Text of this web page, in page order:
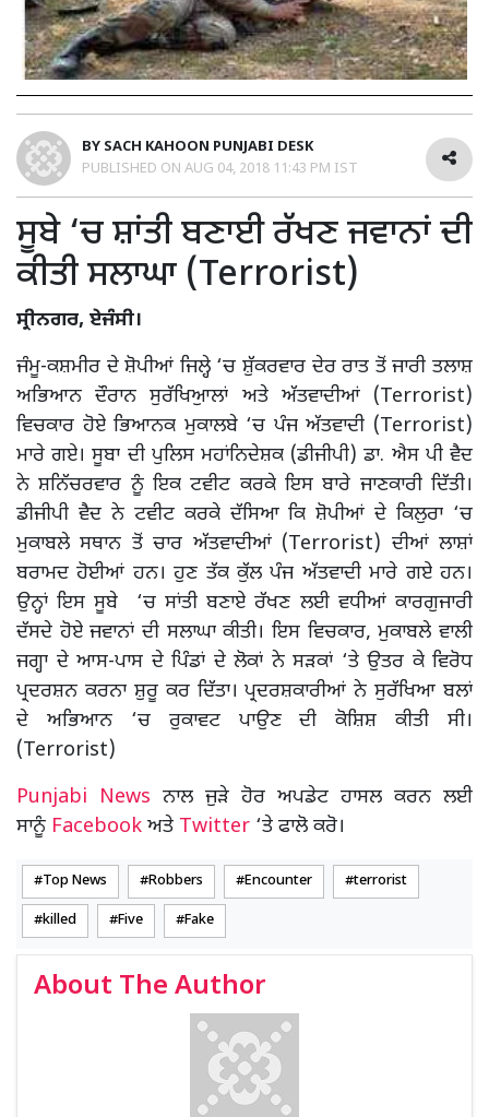
BY SACH KAHOON PUNJABI DESK
PUBLISHED ON AUG 04, 2018 11:43 PM IST
ਸੂਬੇ ‘ਚ ਸ਼ਾਂਤੀ ਬਣਾਈ ਰੱਖਣ ਜਵਾਨਾਂ ਦੀ
ਕੀਤੀ ਸਲਾਘਾ (Terrorist)
ਸ੍ਰੀਨਗਰ, ਏਜੰਸੀ।
ਜੰਮੂ-ਕਸ਼ਮੀਰ ਦੇ ਸ਼ੋਪੀਆਂ ਜਿਲ੍ਹੇ ‘ਚ ਸ਼ੁੱਕਰਵਾਰ ਦੇਰ ਰਾਤ ਤੋਂ ਜਾਰੀ ਤਲਾਸ਼
ਅਭਿਆਨ ਦੌਰਾਨ ਸੁਰੱਖਿਆੁਲਾਂ ਅਤੇ ਅੱਤਵਾਦੀਆਂ (Terrorist)
ਵਿਚਕਾਰ ਹੋਏ ਭਿਆਨਕ ਮੁਕਾਲਬੇ ‘ਚ ਪੰਜ ਅੱਤਵਾਦੀ (Terrorist)
ਮਾਰੇ ਗਏ। ਸੂਬਾ ਦੀ ਪੁਲਿਸ ਮਹਾਂਨਿਦੇਸ਼ਕ (ਡੀਜੀਪੀ) ਡਾ. ਐਸ ਪੀ ਵੈਦ
ਨੇ ਸ਼ਨਿੱਚਰਵਾਰ ਨੂੰ ਇਕ ਟਵੀਟ ਕਰਕੇ ਇਸ ਬਾਰੇ ਜਾਣਕਾਰੀ ਦਿੱਤੀ।
ਡੀਜੀਪੀ ਵੈਦ ਨੇ ਟਵੀਟ ਕਰਕੇ ਦੱਸਿਆ ਕਿ ਸ਼ੋਪੀਆਂ ਦੇ ਕਿਲੁਰਾ ‘ਚ
ਮੁਕਾਬਲੇ ਸਥਾਨ ਤੋਂ ਚਾਰ ਅੱਤਵਾਦੀਆਂ (Terrorist) ਦੀਆਂ ਲਾਸ਼ਾਂ
ਬਰਾਮਦ ਹੋਈਆਂ ਹਨ। ਹੁਣ ਤੱਕ ਕੁੱਲ ਪੰਜ ਅੱਤਵਾਦੀ ਮਾਰੇ ਗਏ ਹਨ।
ਉਨ੍ਹਾਂ ਇਸ ਸੂਬੇ ‘ਚ ਸਾਂਤੀ ਬਣਾਏ ਰੱਖਣ ਲਈ ਵਧੀਆਂ ਕਾਰਗੁਜਾਰੀ
ਦੱਸਦੇ ਹੋਏ ਜਵਾਨਾਂ ਦੀ ਸਲਾਘਾ ਕੀਤੀ। ਇਸ ਵਿਚਕਾਰ, ਮੁਕਾਬਲੇ ਵਾਲੀ
ਜਗ੍ਹਾ ਦੇ ਆਸ-ਪਾਸ ਦੇ ਪਿੰਡਾਂ ਦੇ ਲੋਕਾਂ ਨੇ ਸੜਕਾਂ ‘ਤੇ ਉਤਰ ਕੇ ਵਿਰੋਧ
ਪ੍ਰਦਰਸ਼ਨ ਕਰਨਾ ਸ਼ੁਰੂ ਕਰ ਦਿੱਤਾ। ਪ੍ਰਦਰਸ਼ਕਾਰੀਆਂ ਨੇ ਸੁਰੱਖਿਆ ਬਲਾਂ
ਦੇ ਅਭਿਆਨ ‘ਚ ਰੁਕਾਵਟ ਪਾਉਣ ਦੀ ਕੋਸ਼ਿਸ਼ ਕੀਤੀ ਸੀ।
(Terrorist)
Punjabi News ਨਾਲ ਜੁੜੇ ਹੋਰ ਅਪਡੇਟ ਹਾਸਲ ਕਰਨ ਲਈ
ਸਾਨੂੰ Facebook ਅਤੇ Twitter ‘ਤੇ ਫਾਲੋ ਕਰੋ।
Top News Robbers Encounter terrorist
killed Five Fake
About The Author